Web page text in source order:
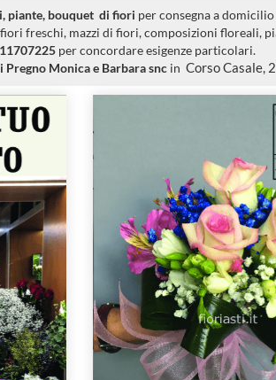
piante, bouquet di fiori per consegna a domicilio
freschi, mazzi di fiori, composizioni floreali,
per concordare esigenze particolari.
Pregno Monica e Barbara snc in Corso Casale,